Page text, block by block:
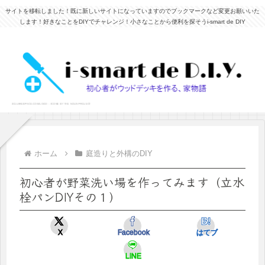
サイトを移転しました！既に新しいサイトになっていますのでブックマークなど変更お願いいた
します！好きなことをDIYでチャレンジ！小さなことから便利を探そうi-smart de DIY
ホーム 庭造りと外構のDIY
初心者が野菜洗い場を作ってみます（立水
栓パンDIYその１）
X Facebook はてブ
LINE